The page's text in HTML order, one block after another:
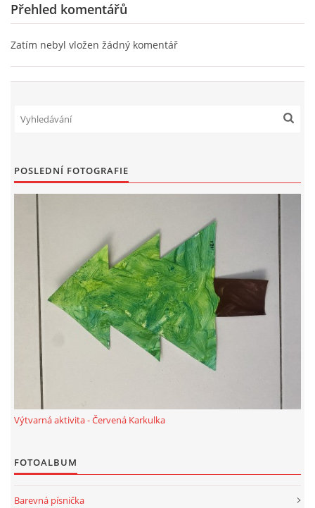
BÁSNĚ K TÉMATU LÉTO
POHYBOVÉ AKTIVITY NA TÉMA LÉTO
POHYBOVÉ AKTIVITY NA TÉMA PODZIM
PÍSNĚ K TÉMATU ZIMA
BÁSNĚ K TÉMATU ZIMA
POHYBOVÉ AKTIVITY NA TÉMA ZIMA
VZDĚLÁVACÍ PLÁN OD ZÁŘÍ DO ČERVNA
TÝDENNÍ PLÁNY
MONTESSORI AKTIVITA
Přehled komentářů
Zatím nebyl vložen žádný komentář
POSLEDNÍ FOTOGRAFIE
Výtvarná aktivita - Červená Karkulka
FOTOALBUM
Barevná písnička